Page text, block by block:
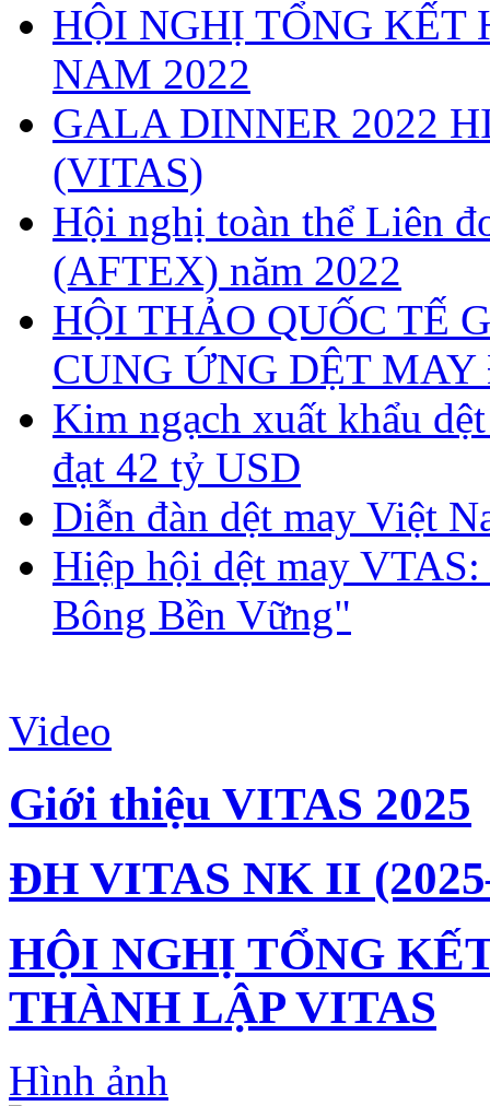
HỘI NGHỊ TỔNG KẾT
NAM 2022
GALA DINNER 2022
(VITAS)
Hội nghị toàn thể Liên
(AFTEX) năm 2022
HỘI THẢO QUỐC TẾ
CUNG ỨNG DỆT
Kim ngạch xuất khẩu
đạt 42 tỷ USD
Diễn đàn dệt may Việt
Hiệp hội dệt may
Bông Bền Vững"
Video
Giới thiệu VITAS 2025
ĐH VITAS NK II
HỘI NGHỊ TỔNG
THÀNH LẬP VITAS
Hình ảnh